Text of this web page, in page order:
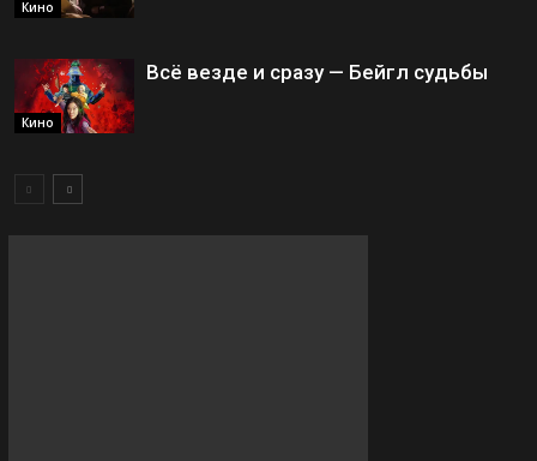
Кино
Кино
Всё везде и сразу — Бейгл судьбы